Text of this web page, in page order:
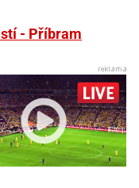
- Příbram